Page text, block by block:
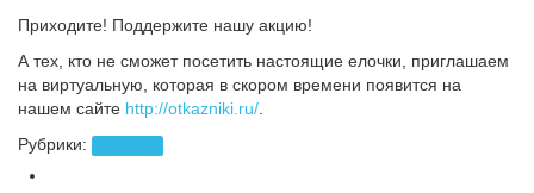
Приходите! Поддержите нашу акцию!
А тех, кто не сможет посетить настоящие елочки, приглашаем
на виртуальную, которая в скором времени появится на
нашем сайте http://otkazniki.ru/
Рубрики: